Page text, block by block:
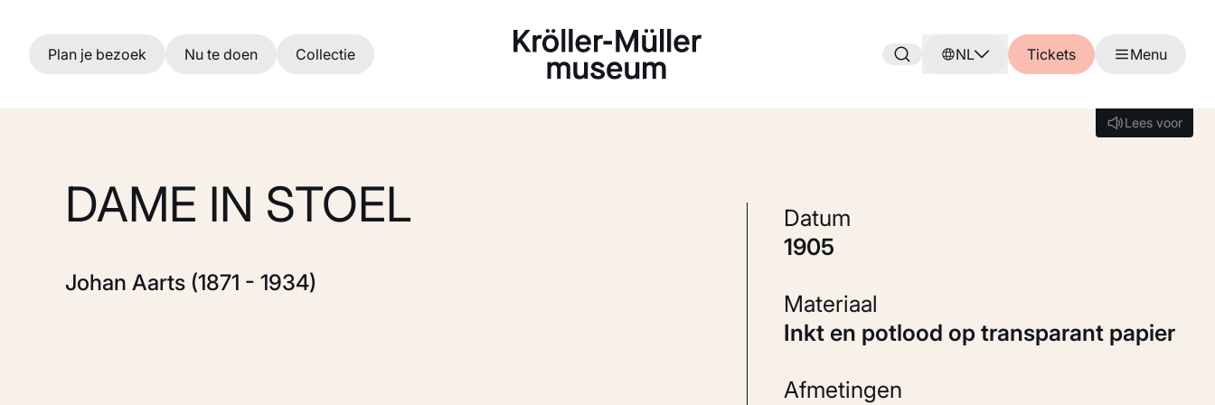
Ga naar hoofdinhoud
Plan je bezoek Nu te doen Collectie NL Tickets Menu
Lees voor
Lees voor
DAME IN STOEL
Johan Aarts (1871 - 1934)
Datum
1905
Materiaal
Inkt en potlood op transparant papier
Afmetingen